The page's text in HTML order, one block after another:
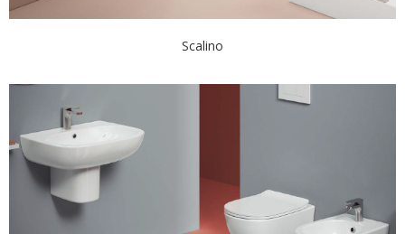
Scalino